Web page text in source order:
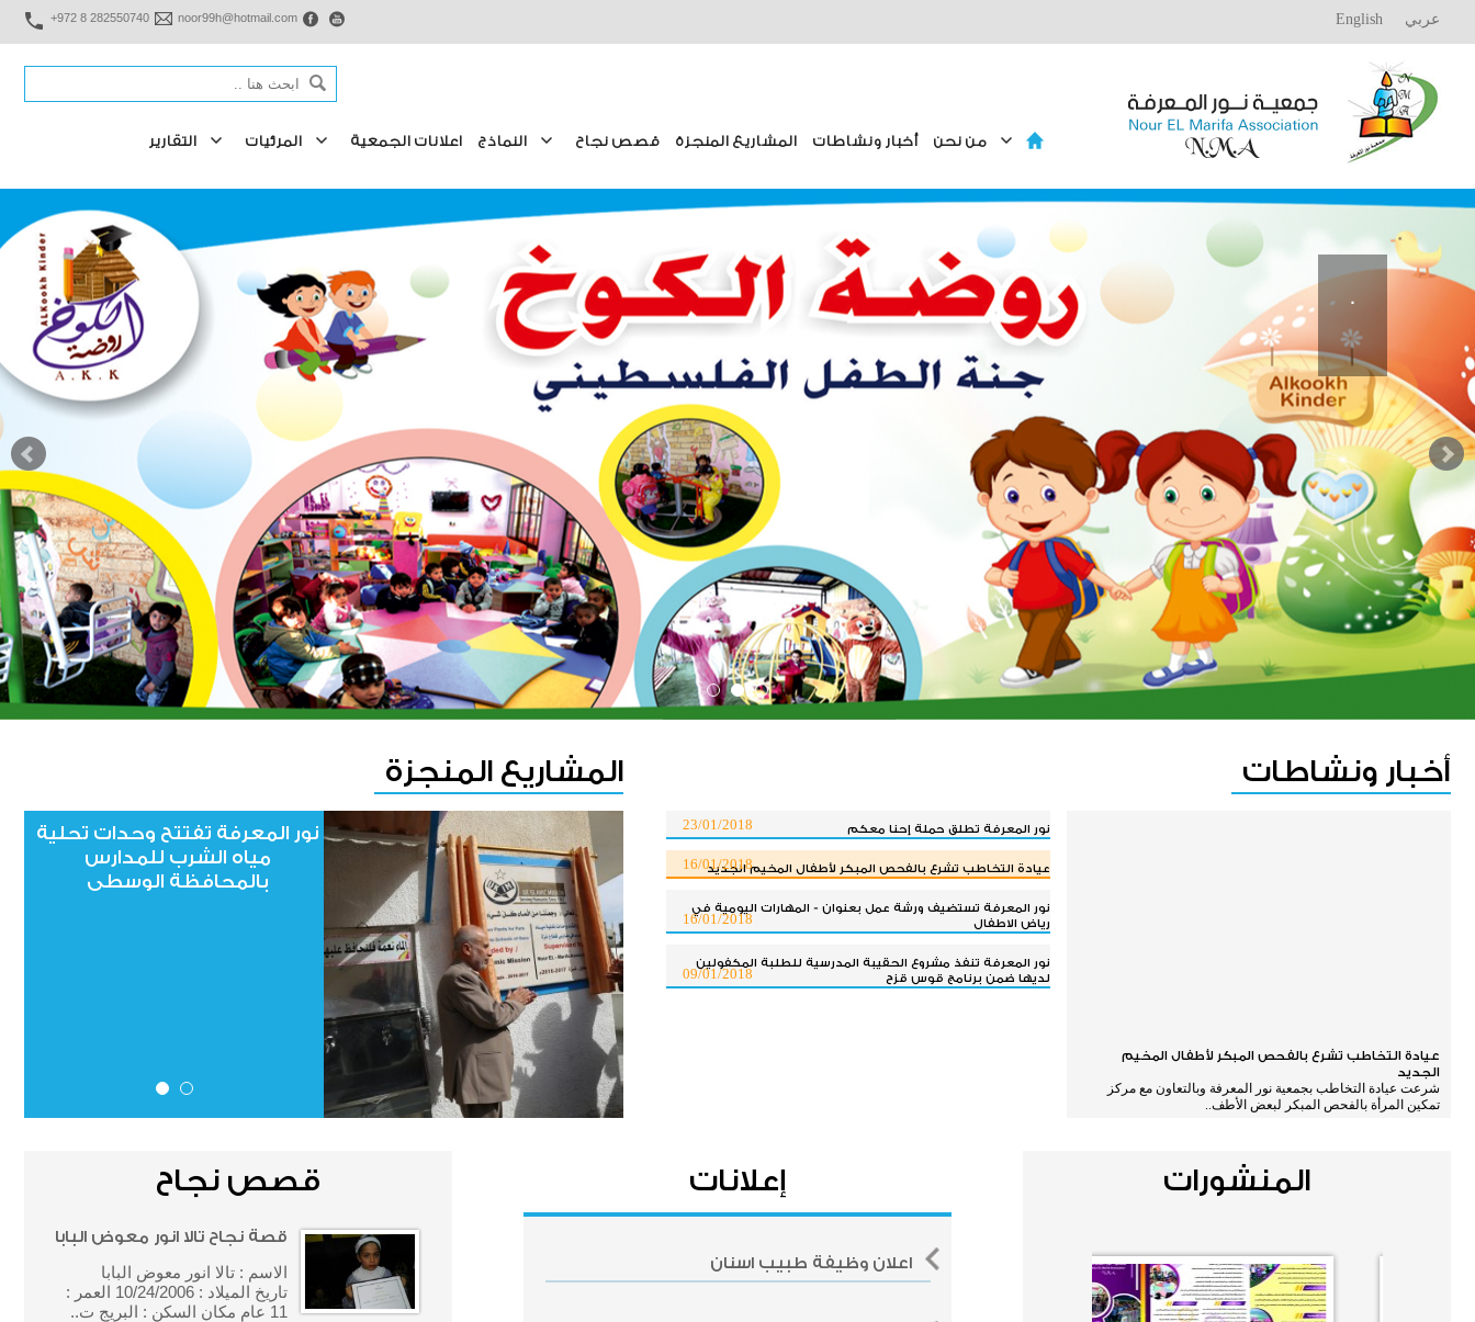
عربي English
+972 8 282550740 noor99h@hotmail.com
من نحن أخبار ونشاطات المشاريع المنجزة قصص نجاح النماذج اعلانات الجمعية المرئيات التقارير
.
أخبار ونشاطات
عيادة التخاطب تشرع بالفحص المبكر لأطفال المخيم
الجديد
شرعت عيادة التخاطب بجمعية نور المعرفة وبالتعاون مع مركز
تمكين المرأة بالفحص المبكر لبعض الأطف..
نور المعرفة تطلق حملة إحنا معكم 23/01/2018
عيادة التخاطب تشرع بالفحص المبكر لأطفال المخيم الجديد
16/01/2018
نور المعرفة تستضيف ورشة عمل بعنوان - المهارات اليومية في
رياض الاطفال
16/01/2018
نور المعرفة تنفذ مشروع الحقيبة المدرسية للطلبة المكفولين
لديها ضمن برنامج قوس قزح
09/01/2018
المشاريع المنجزة
نور المعرفة تفتتح وحدات تحلية
مياه الشرب للمدارس
بالمحافظة الوسطى
نفذت جمعية نور المعرفة
مشروع الحقيبة المدرسية
والكسوة الشتوية لطلبة
المنشورات إعلانات
اعلان وظيفة طبيب اسنان
قصص نجاح
قصة نجاح تالا انور معوض البابا
الاسم : تالا انور معوض البابا
تاريخ الميلاد : 10/24/2006 العمر :
11 عام مكان السكن : البريج ت..